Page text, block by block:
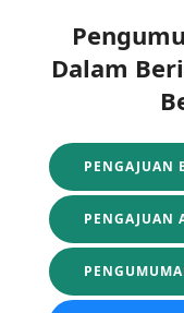
Dalam
PENGAJUAN
PENGAJUAN